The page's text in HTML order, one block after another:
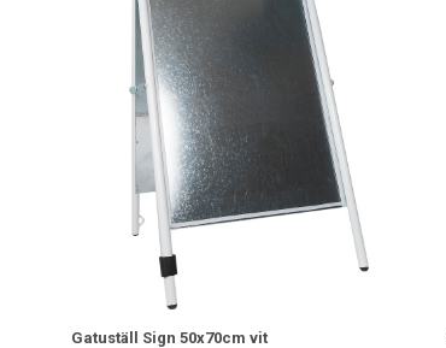
Gatuställ Sign 50x70cm vit